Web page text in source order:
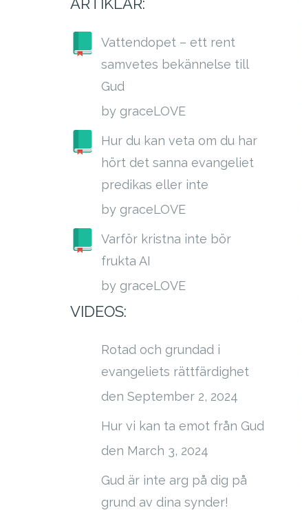
Vattendopet – ett rent
samvetes bekännelse till
Gud
by graceLOVE
Hur du kan veta om du har
hört det sanna evangeliet
predikas eller inte
by graceLOVE
Varför kristna inte bör
frukta AI
by graceLOVE
VIDEOS:
Rotad och grundad i
evangeliets rättfärdighet
den September 2, 2024
Hur vi kan ta emot från Gud
den March 3, 2024
Gud är inte arg på dig på
grund av dina synder!